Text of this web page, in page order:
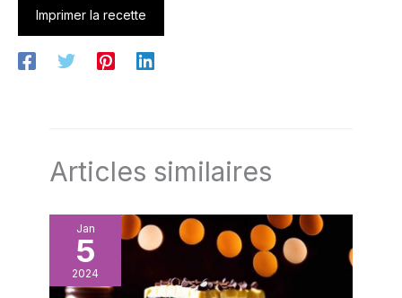
Imprimer la recette
Articles similaires
Jan
5
2024